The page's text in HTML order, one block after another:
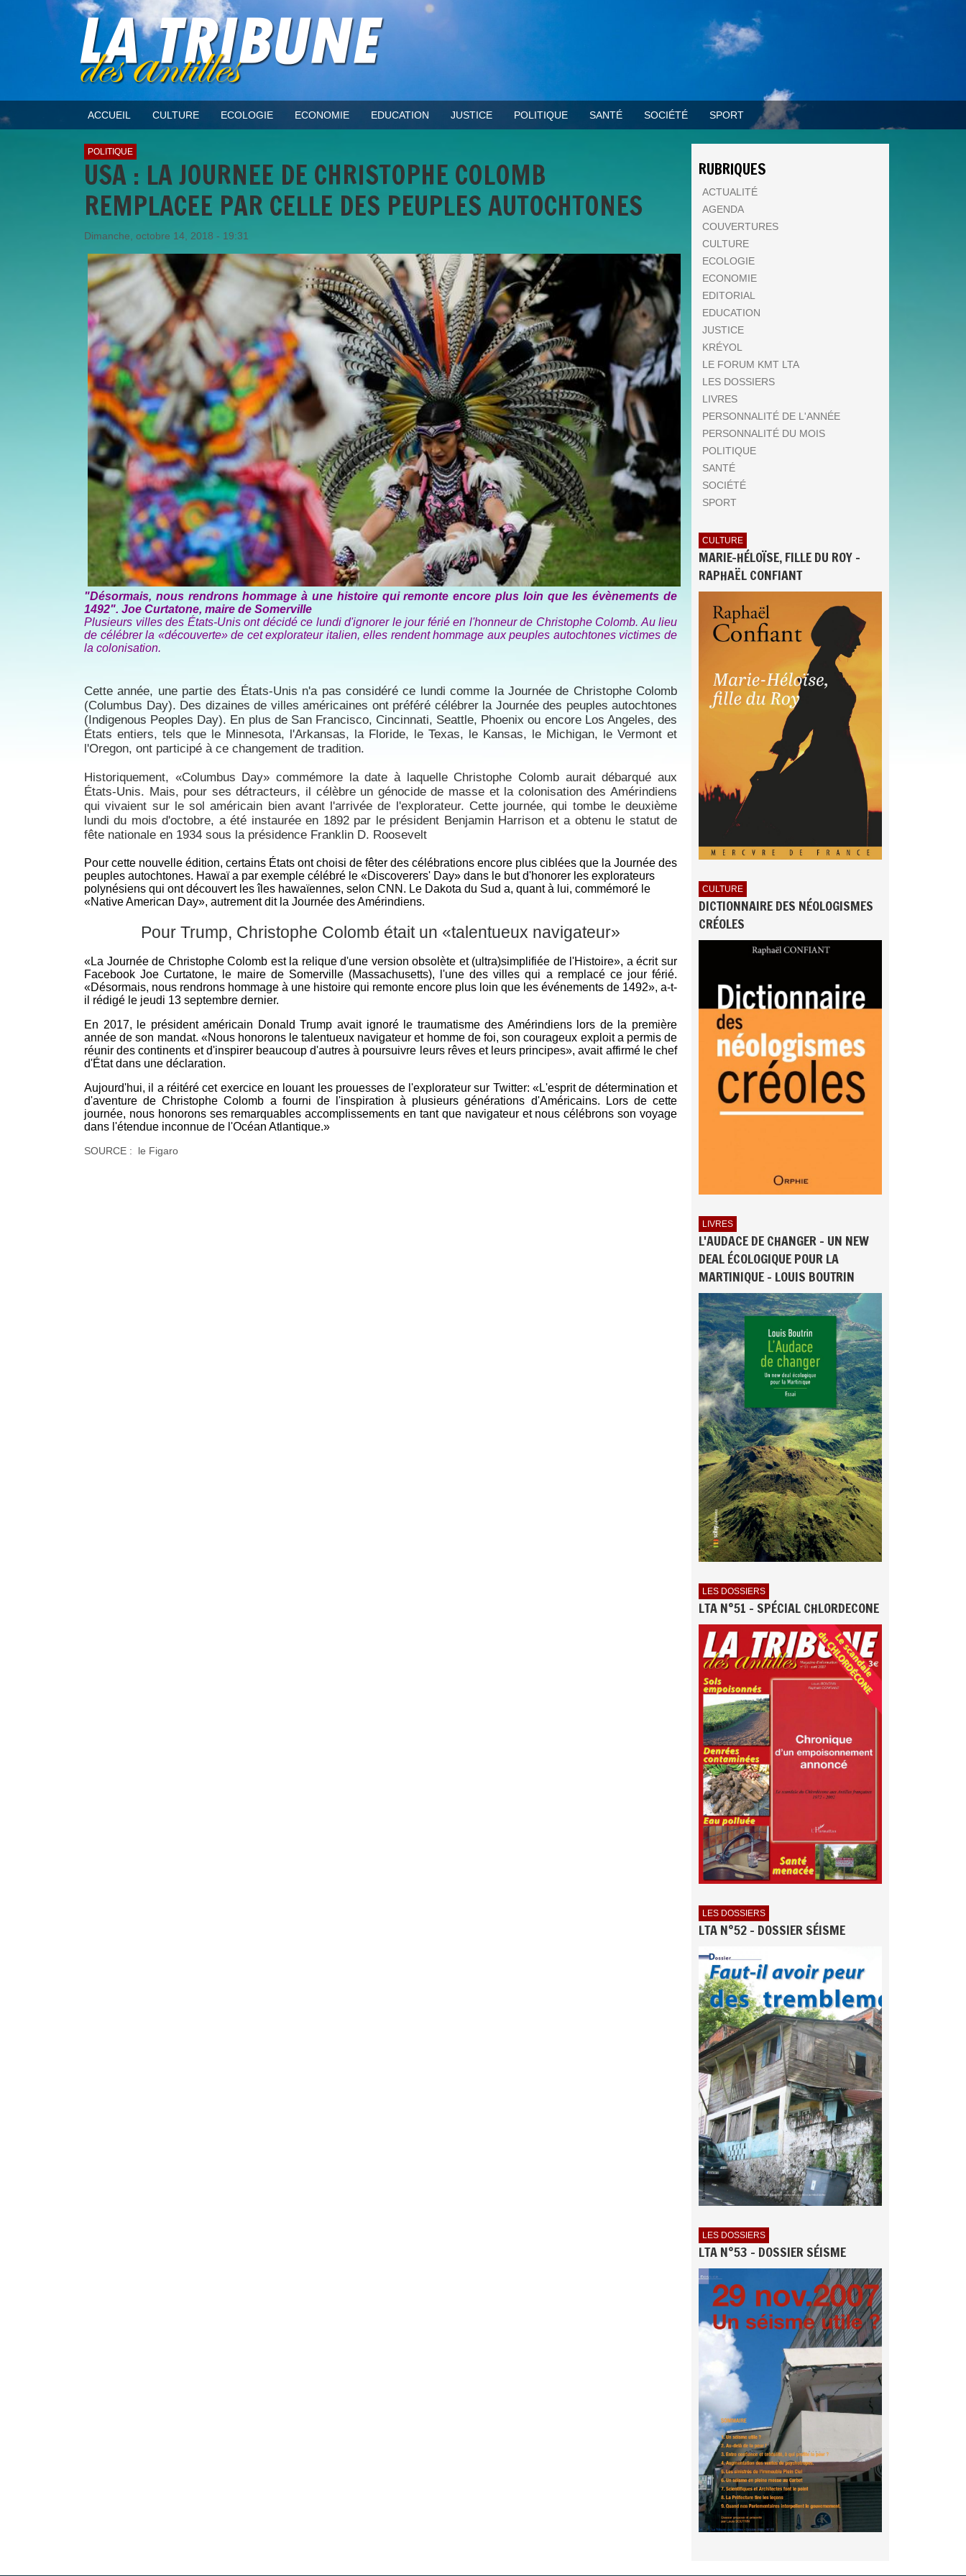
ACCUEIL CULTURE ECOLOGIE ECONOMIE EDUCATION JUSTICE POLITIQUE SANTÉ SOCIÉTÉ SPORT
POLITIQUE
USA : LA JOURNEE DE CHRISTOPHE COLOMB
REMPLACEE PAR CELLE DES PEUPLES AUTOCHTONES
Dimanche, octobre 14, 2018 - 19:31
"Désormais, nous rendrons hommage à une histoire qui remonte encore plus loin que les évènements de
1492". Joe Curtatone, maire de Somerville
Plusieurs villes des États-Unis ont décidé ce lundi d'ignorer le jour férié en l'honneur de Christophe Colomb. Au lieu
de célébrer la «découverte» de cet explorateur italien, elles rendent hommage aux peuples autochtones victimes de
la colonisation.
Cette année, une partie des États-Unis n'a pas considéré ce lundi comme la Journée de Christophe Colomb
(Columbus Day). Des dizaines de villes américaines ont préféré célébrer la Journée des peuples autochtones
(Indigenous Peoples Day). En plus de San Francisco, Cincinnati, Seattle, Phoenix ou encore Los Angeles, des
États entiers, tels que le Minnesota, l'Arkansas, la Floride, le Texas, le Kansas, le Michigan, le Vermont et
l'Oregon, ont participé à ce changement de tradition.
Historiquement, «Columbus Day» commémore la date à laquelle Christophe Colomb aurait débarqué aux
États-Unis. Mais, pour ses détracteurs, il célèbre un génocide de masse et la colonisation des Amérindiens
qui vivaient sur le sol américain bien avant l'arrivée de l'explorateur. Cette journée, qui tombe le deuxième
lundi du mois d'octobre, a été instaurée en 1892 par le président Benjamin Harrison et a obtenu le statut de
fête nationale en 1934 sous la présidence Franklin D. Roosevelt
Pour cette nouvelle édition, certains États ont choisi de fêter des célébrations encore plus ciblées que la Journée des
peuples autochtones. Hawaï a par exemple célébré le «Discoverers' Day» dans le but d'honorer les explorateurs
polynésiens qui ont découvert les îles hawaïennes, selon CNN. Le Dakota du Sud a, quant à lui, commémoré le
«Native American Day», autrement dit la Journée des Amérindiens.
Pour Trump, Christophe Colomb était un «talentueux navigateur»
«La Journée de Christophe Colomb est la relique d'une version obsolète et (ultra)simplifiée de l'Histoire», a écrit sur
Facebook Joe Curtatone, le maire de Somerville (Massachusetts), l'une des villes qui a remplacé ce jour férié.
«Désormais, nous rendrons hommage à une histoire qui remonte encore plus loin que les événements de 1492», a-t-
il rédigé le jeudi 13 septembre dernier.
En 2017, le président américain Donald Trump avait ignoré le traumatisme des Amérindiens lors de la première
année de son mandat. «Nous honorons le talentueux navigateur et homme de foi, son courageux exploit a permis de
réunir des continents et d'inspirer beaucoup d'autres à poursuivre leurs rêves et leurs principes», avait affirmé le chef
d'État dans une déclaration.
Aujourd'hui, il a réitéré cet exercice en louant les prouesses de l'explorateur sur Twitter: «L'esprit de détermination et
d'aventure de Christophe Colomb a fourni de l'inspiration à plusieurs générations d'Américains. Lors de cette
journée, nous honorons ses remarquables accomplissements en tant que navigateur et nous célébrons son voyage
dans l'étendue inconnue de l'Océan Atlantique.»
SOURCE : le Figaro
RUBRIQUES
ACTUALITÉ
AGENDA
COUVERTURES
CULTURE
ECOLOGIE
ECONOMIE
EDITORIAL
EDUCATION
JUSTICE
KRÉYOL
LE FORUM KMT LTA
LES DOSSIERS
LIVRES
PERSONNALITÉ DE L'ANNÉE
PERSONNALITÉ DU MOIS
POLITIQUE
SANTÉ
SOCIÉTÉ
SPORT
CULTURE
MARIE-HÉLOÏSE, FILLE DU ROY -
RAPHAËL CONFIANT
CULTURE
DICTIONNAIRE DES NÉOLOGISMES
CRÉOLES
LIVRES
L'AUDACE DE CHANGER - UN NEW
DEAL ÉCOLOGIQUE POUR LA
MARTINIQUE - LOUIS BOUTRIN
LES DOSSIERS
LTA N°51 - SPÉCIAL CHLORDECONE
LES DOSSIERS
LTA N°52 - DOSSIER SÉISME
LES DOSSIERS
LTA N°53 - DOSSIER SÉISME